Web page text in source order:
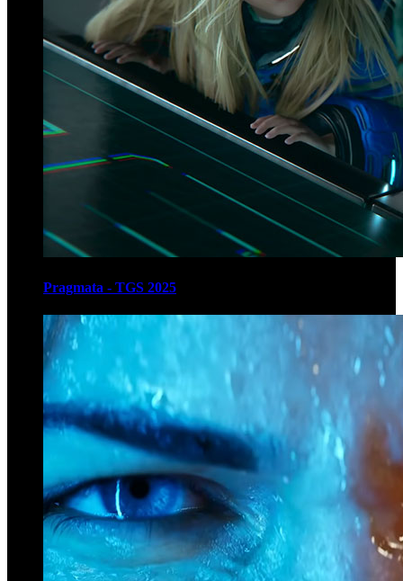
Pragmata - TGS 2025